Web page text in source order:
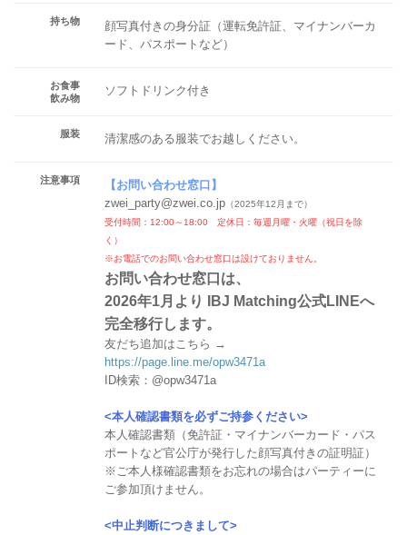
持ち物
顔写真付きの身分証（運転免許証、マイナンバーカ
ード、パスポートなど）
お食事
飲み物
ソフトドリンク付き
服装 清潔感のある服装でお越しください。
注意事項 【お問い合わせ窓口 】
zwei_party@zwei.co.jp （2025年12月まで）
受付時間：12:00～18:00 定休日：毎週月曜・火曜（祝日を除
く）
※お電話でのお問い合わせ窓口は設けておりません。
お問い合わせ窓口は、
2026年1月より IBJ Matching公式LINEへ
完全移行します。
友だち追加はこちら →
https://page.line.me/opw3471a
ID検索：@opw3471a
<本人確認書類を必ずご持参ください>
本人確認書類（免許証・マイナンバーカード・パス
ポートなど官公庁が発行した顔写真付きの証明証）
※ご本人様確認書類をお忘れの場合はパーティーに
ご参加頂けません。
<中止判断につきまして>